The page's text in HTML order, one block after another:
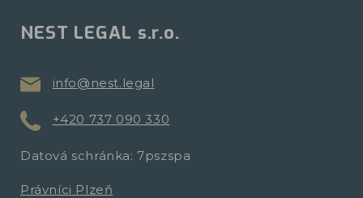
NEST LEGAL s.r.o.
info@nest.legal
+420 737 090 330
Datová schránka: 7pszspa
Právníci Plzeň